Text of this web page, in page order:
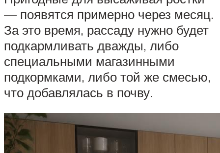
— появятся примерно через месяц.
За это время, рассаду нужно будет
подкармливать дважды, либо
специальными магазинными
подкормками, либо той же смесью,
что добавлялась в почву.